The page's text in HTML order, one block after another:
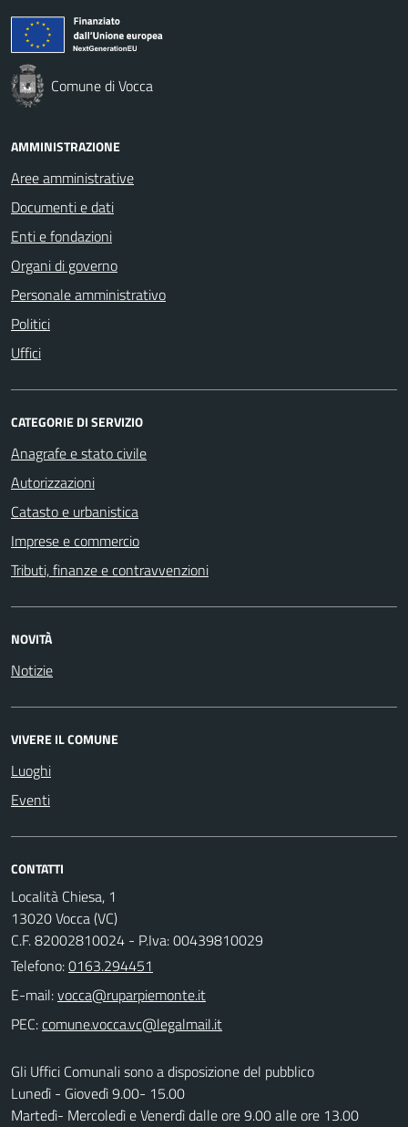
Comune di Vocca
AMMINISTRAZIONE
Aree amministrative
Documenti e dati
Enti e fondazioni
Organi di governo
Personale amministrativo
Politici
Uffici
CATEGORIE DI SERVIZIO
Anagrafe e stato civile
Autorizzazioni
Catasto e urbanistica
Imprese e commercio
Tributi, finanze e contravvenzioni
NOVITÀ
Notizie
VIVERE IL COMUNE
Luoghi
Eventi
CONTATTI
Località Chiesa, 1
13020 Vocca (VC)
C.F. 82002810024 - P.Iva: 00439810029
Telefono:0163.294451
E-mail:
PEC:
Gli Uffici Comunali sono a disposizione del pubblico
Lunedì - Giovedì 9.00- 15.00
Martedì- Mercoledì e Venerdì dalle ore 9.00 alle ore 13.00